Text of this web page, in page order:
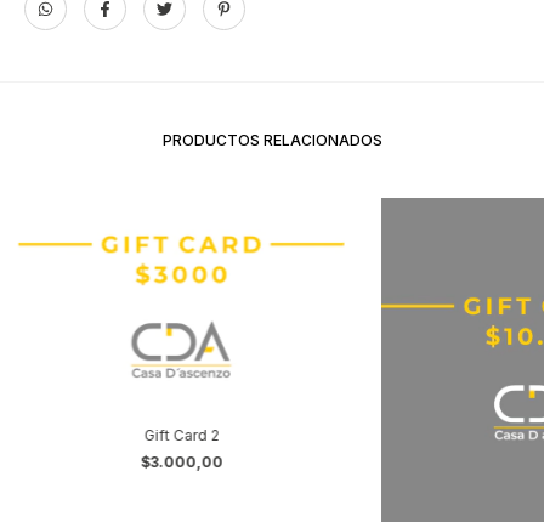
PRODUCTOS RELACIONADOS
Gift Card 2
$3.000,00